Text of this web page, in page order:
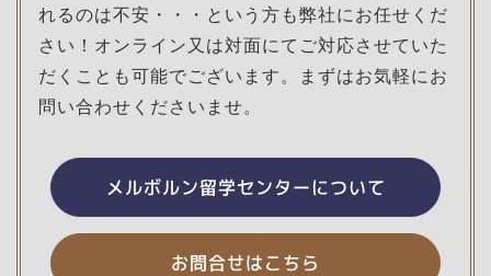
れるのは不安・・・という方も弊社にお任せくだ
さい！オンライン又は対面にてご対応させていた
だくことも可能でございます。まずはお気軽にお
問い合わせくださいませ。
メルボルン留学センターについて
お問合せはこちら